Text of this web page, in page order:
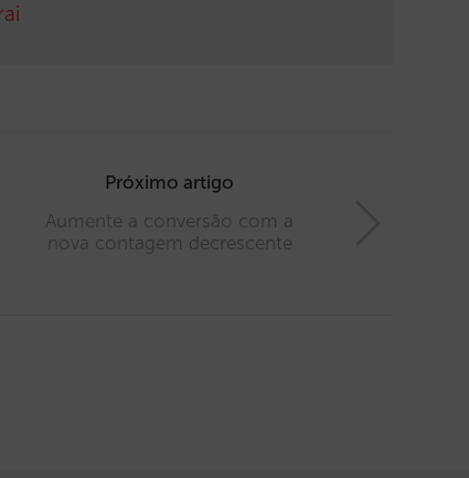
Próximo artigo
Aumente a conversão com a
nova contagem decrescente